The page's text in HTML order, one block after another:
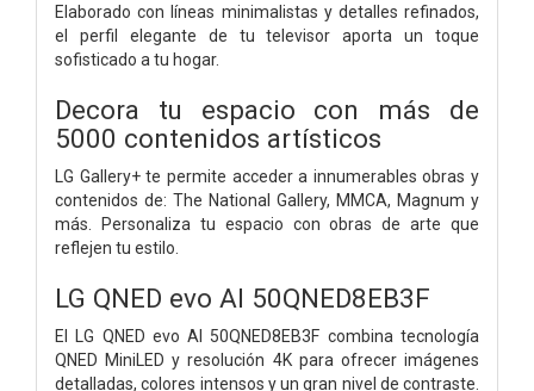
Elaborado con líneas minimalistas y detalles refinados,
el perfil elegante de tu televisor aporta un toque
sofisticado a tu hogar.
Decora tu espacio con más de
5000 contenidos artísticos
LG Gallery+ te permite acceder a innumerables obras y
contenidos de: The National Gallery, MMCA, Magnum y
más. Personaliza tu espacio con obras de arte que
reflejen tu estilo.
LG QNED evo AI 50QNED8EB3F
El LG QNED evo AI 50QNED8EB3F combina tecnología
QNED MiniLED y resolución 4K para ofrecer imágenes
detalladas, colores intensos y un gran nivel de contraste.